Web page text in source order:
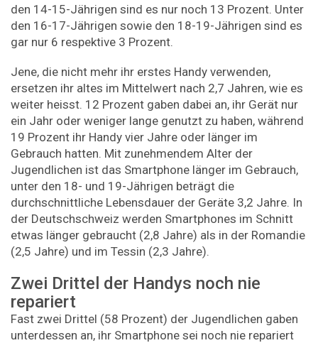
den 14-15-Jährigen sind es nur noch 13 Prozent. Unter
den 16-17-Jährigen sowie den 18-19-Jährigen sind es
gar nur 6 respektive 3 Prozent.
Jene, die nicht mehr ihr erstes Handy verwenden,
ersetzen ihr altes im Mittelwert nach 2,7 Jahren, wie es
weiter heisst. 12 Prozent gaben dabei an, ihr Gerät nur
ein Jahr oder weniger lange genutzt zu haben, während
19 Prozent ihr Handy vier Jahre oder länger im
Gebrauch hatten. Mit zunehmendem Alter der
Jugendlichen ist das Smartphone länger im Gebrauch,
unter den 18- und 19-Jährigen beträgt die
durchschnittliche Lebensdauer der Geräte 3,2 Jahre. In
der Deutschschweiz werden Smartphones im Schnitt
etwas länger gebraucht (2,8 Jahre) als in der Romandie
(2,5 Jahre) und im Tessin (2,3 Jahre).
Zwei Drittel der Handys noch nie
repariert
Fast zwei Drittel (58 Prozent) der Jugendlichen gaben
unterdessen an, ihr Smartphone sei noch nie repariert